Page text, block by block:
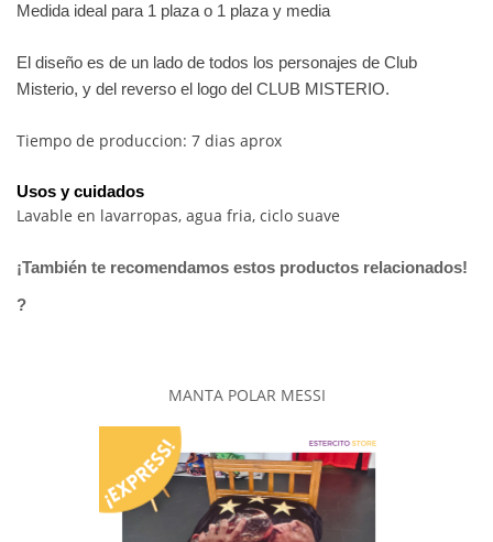
Medida ideal para 1 plaza o 1 plaza y media
El diseño es de un lado de todos los personajes de Club
Misterio, y del reverso el logo del CLUB MISTERIO.
Tiempo de produccion: 7 dias aprox
Usos y cuidados
Lavable en lavarropas, agua fria, ciclo suave
¡También te recomendamos estos productos relacionados!
?
MANTA POLAR MESSI